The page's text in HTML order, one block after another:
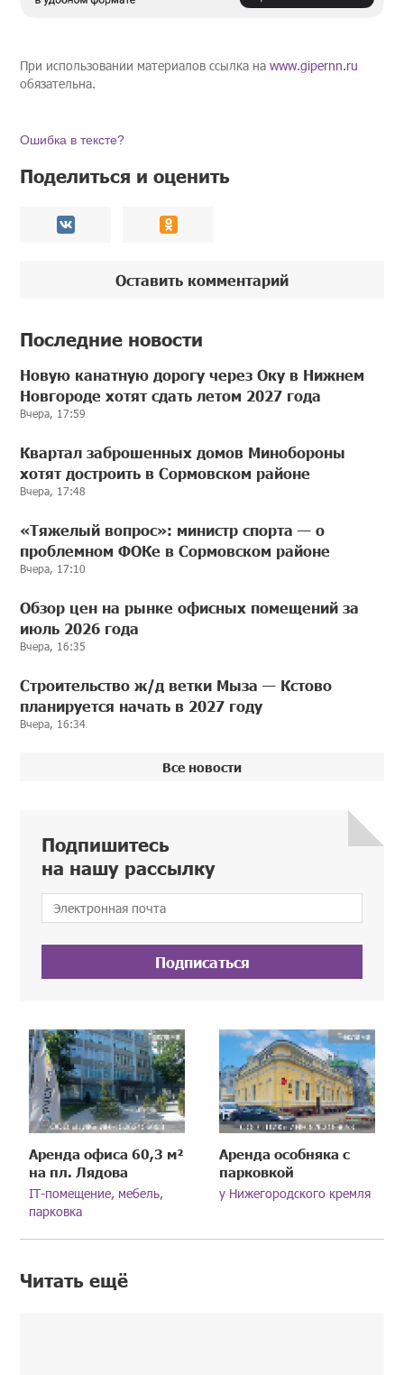
При использовании материалов ссылка наwww.gipernn.ru
обязательна.
Ошибка в тексте?
Поделиться и оценить
Оставить комментарий
Последние новости
Новую канатную дорогу через Оку в Нижнем
Новгороде хотят сдать летом 2027 года
Вчера, 17:59
Квартал заброшенных домов Минобороны
хотят достроить в Сормовском районе
Вчера, 17:48
«Тяжелый вопрос»: министр спорта — о
проблемном ФОКе в Сормовском районе
Вчера, 17:10
Обзор цен на рынке офисных помещений за
июль 2026 года
Вчера, 16:35
Строительство ж/д ветки Мыза — Кстово
планируется начать в 2027 году
Вчера, 16:34
Все новости
Подпишитесь
на нашу рассылку
Подписаться
Аренда офиса 60,3 м²
на пл. Лядова
IT-помещение, мебель,
парковка
Аренда особняка с
парковкой
у Нижегородского кремля
Читать ещё